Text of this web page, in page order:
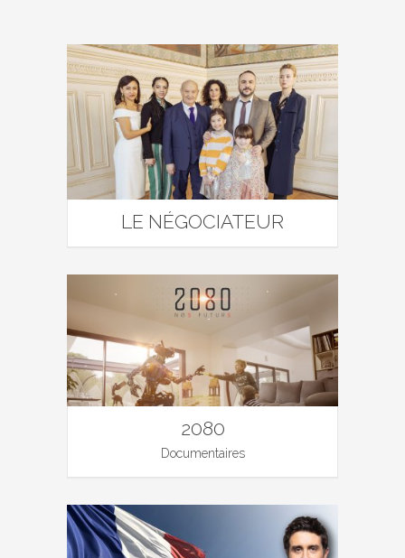
LE NÉGOCIATEUR
2080
Documentaires